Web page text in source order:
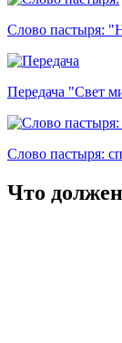
Слово пастыря:
Передача "Свет
Слово пастыря:
Что